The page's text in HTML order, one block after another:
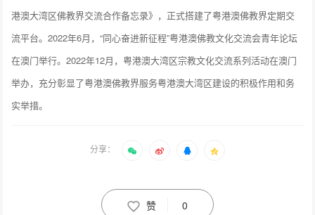
港澳大湾区佛教界交流合作备忘录》，正式搭建了粤港澳佛教界定期交
流平台。2022年6月，“同心奋进新征程”粤港澳佛教文化交流会青年论坛
在澳门举行。2022年12月，粤港澳大湾区宗教文化交流系列活动在澳门
举办，充分彰显了粤港澳佛教界服务粤港澳大湾区建设的积极作用和务
实举措。
分享：
赞 0